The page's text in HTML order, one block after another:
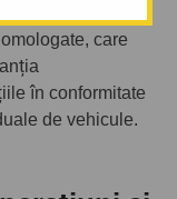
care
în conformitate
de vehicule.